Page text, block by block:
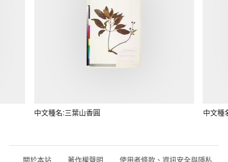
中文種名:三葉山香圓 中文種
關於本站 著作權聲明 使用者條款、資訊安全與隱私